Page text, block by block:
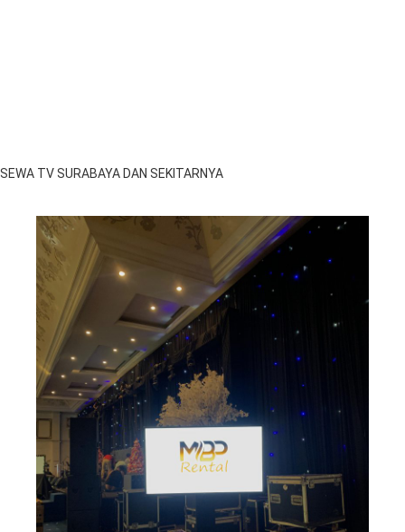
SEWA TV SURABAYA DAN SEKITARNYA